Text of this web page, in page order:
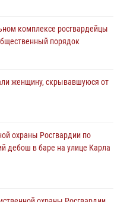
комплексе росгвардейцы
порядок
женщину, скрывавшуюся от
охраны Росгвардии по
дебош в баре на улице Карла